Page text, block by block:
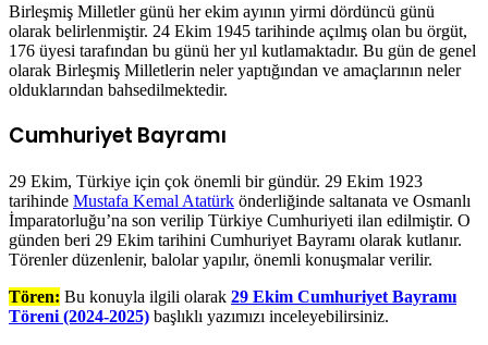
Birleşmiş Milletler günü her ekim ayının yirmi dördüncü günü
olarak belirlenmiştir. 24 Ekim 1945 tarihinde açılmış olan bu örgüt,
176 üyesi tarafından bu günü her yıl kutlamaktadır. Bu gün de genel
olarak Birleşmiş Milletlerin neler yaptığından ve amaçlarının neler
olduklarından bahsedilmektedir.
Cumhuriyet Bayramı
29 Ekim, Türkiye için çok önemli bir gündür. 29 Ekim 1923
tarihinde Mustafa Kemal Atatürk önderliğinde saltanata ve Osmanlı
İmparatorluğu’na son verilip Türkiye Cumhuriyeti ilan edilmiştir. O
günden beri 29 Ekim tarihini Cumhuriyet Bayramı olarak kutlanır.
Törenler düzenlenir, balolar yapılır, önemli konuşmalar verilir.
Tören: Bu konuyla ilgili olarak 29 Ekim Cumhuriyet Bayramı
Töreni (2024-2025) başlıklı yazımızı inceleyebilirsiniz.